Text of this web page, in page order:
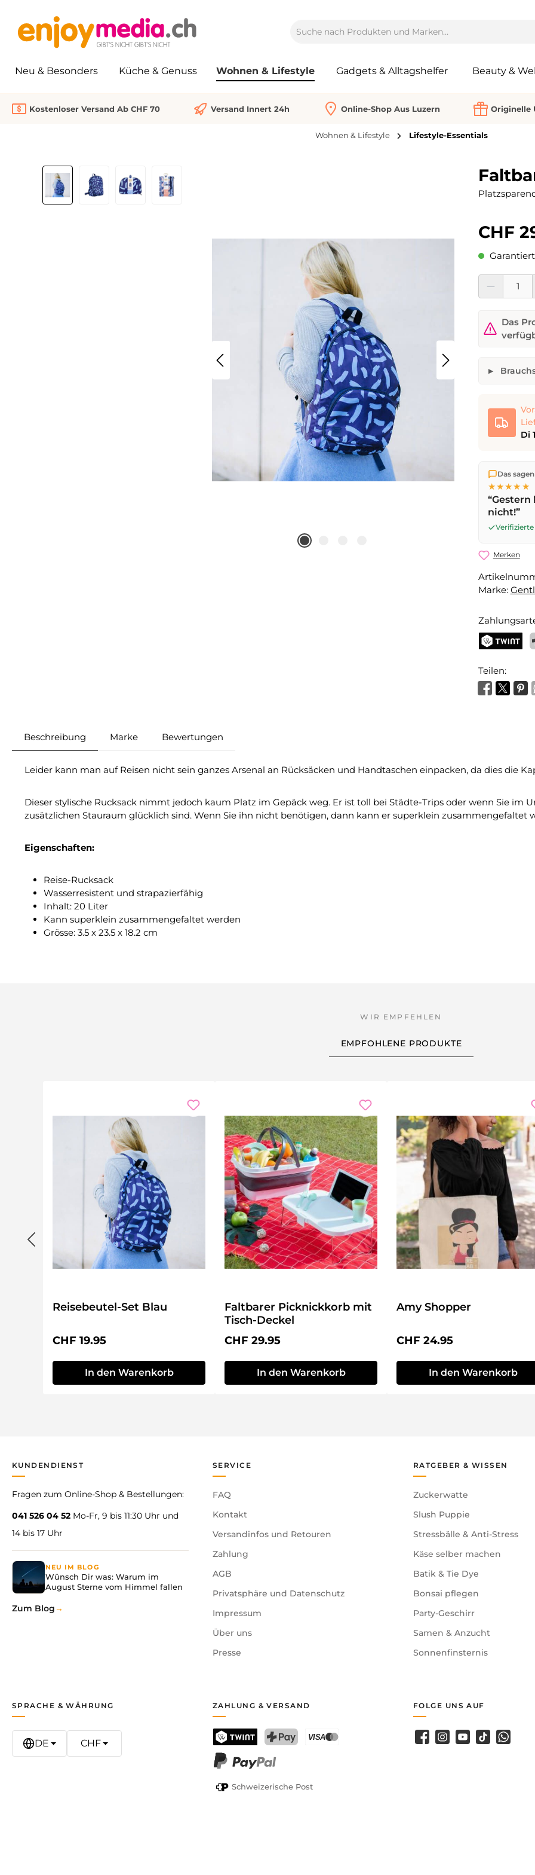
Neu & Besonders Küche & Genuss Wohnen & Lifestyle Gadgets & Alltagshelfer Beauty &
Kostenloser Versand Ab CHF 70 Versand Innert 24h Online-Shop Aus Luzern Originelle
Wohnen & Lifestyle Lifestyle-Essentials
Bildergalerie überspringen
CHF
Produkt
Das
Gewünschte
Anfrage
Di
Wir
die
noch am
Werktag
Das
★★★★★
nicht!”
Merken
Marke:
Teilen:
Beschreibung Marke Bewertungen
Leider kann man auf Reisen nicht sein ganzes Arsenal an Rücksäcken und Handtaschen einpacken, da dies die
Dieser stylische Rucksack nimmt jedoch kaum Platz im Gepäck weg. Er ist toll bei Städte-Trips oder wenn Sie im
zusätzlichen Stauraum glücklich sind. Wenn Sie ihn nicht benötigen, dann kann er superklein zusammengefaltet
Eigenschaften:
Reise-Rucksack
Wasserresistent und strapazierfähig
Inhalt: 20 Liter
Kann superklein zusammengefaltet werden
Grösse: 3.5 x 23.5 x 18.2 cm
EMPFOHLENE PRODUKTE
Reisebeutel-Set Blau
Regulärer Preis:
CHF 19.95
In den Warenkorb
Faltbarer Picknickkorb mit
Tisch-Deckel
Regulärer Preis:
CHF 29.95
In den Warenkorb
Amy Shopper
Regulärer Preis:
CHF 24.95
In den Warenkorb
KUNDENDIENST
Fragen zum Online-Shop & Bestellungen:
041 526 04 52 Mo-Fr, 9 bis 11:30 Uhr und
14 bis 17 Uhr
NEU IM BLOG
Wünsch Dir was: Warum im
August Sterne vom Himmel fallen
Zum Blog
SERVICE
FAQ
Kontakt
Versandinfos und Retouren
Zahlung
AGB
Privatsphäre und Datenschutz
Impressum
Über uns
Presse
RATGEBER & WISSEN
Zuckerwatte
Slush Puppie
Stressbälle & Anti-Stress
Käse selber machen
Batik & Tie Dye
Bonsai pflegen
Party-Geschirr
Samen & Anzucht
Sonnenfinsternis
ZAHLUNG & VERSAND
TWINT
Schweizerische Post
SPRACHE & WÄHRUNG
DE CHF
FOLGE UNS AUF
Facebook
Instagram
YouTubeTikTok